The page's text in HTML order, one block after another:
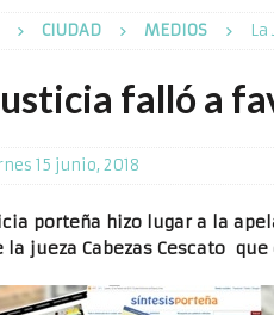
CIUDAD MEDIOS
falló a
15 junio, 2018
porteña hizo lugar a la
la jueza Cabezas Cescato